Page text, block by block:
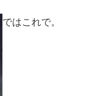
ではこれで。